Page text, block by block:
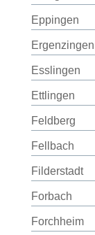
Eppingen
Ergenzingen
Esslingen
Ettlingen
Feldberg
Fellbach
Filderstadt
Forbach
Forchheim